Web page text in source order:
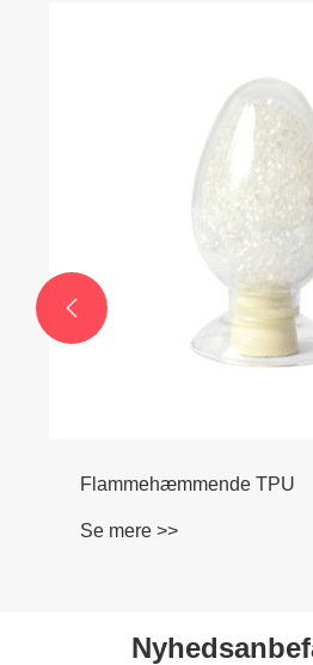
Flammehæmmende TPU
Se mere >>
